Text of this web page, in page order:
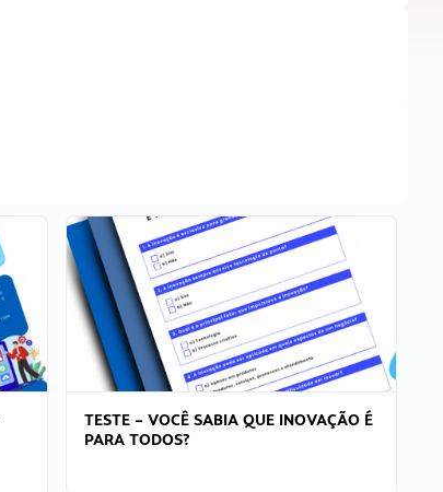
TESTE – VOCÊ SABIA QUE INOVAÇÃO É
PARA TODOS?